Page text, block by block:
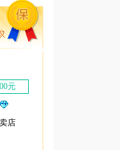
元
店